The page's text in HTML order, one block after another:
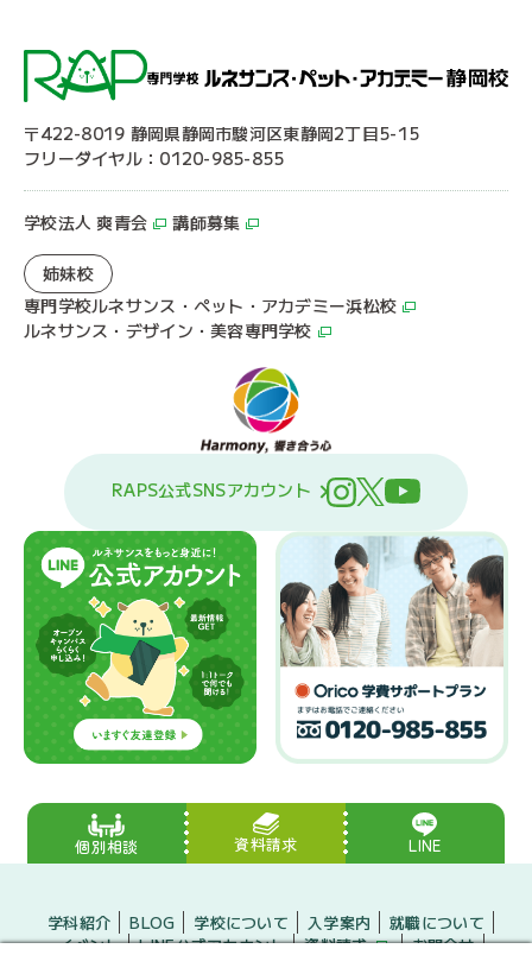
〒422-8019 静岡県静岡市駿河区東静岡2丁目5-15
フリーダイヤル：0120-985-855
学校法人 爽青会 講師募集
姉妹校
専門学校ルネサンス・ペット・アカデミー浜松校
ルネサンス・デザイン・美容専門学校
RAPS公式SNSアカウント
個別相談 資料請求 LINE
学科紹介 BLOG 学校について 入学案内
就職について
イベント
LINE公式アカウント 資料請求 お問合せ